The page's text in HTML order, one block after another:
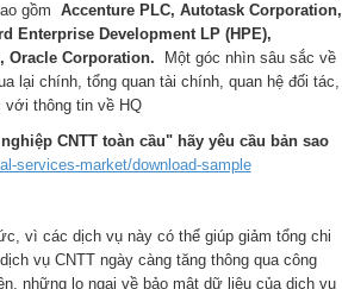
gồm Accenture PLC, Autotask Corporation,
Enterprise Development LP (HPE),
Oracle Corporation.
Một góc nhìn sâu sắc về
lại chính, tổng quan tài chính, quan hệ đối tác,
với thông tin về HQ
CNTT toàn cầu" hãy yêu cầu bản sao
services-market/download-sample
vì các dịch vụ này có thể giúp giảm tổng chi
vụ CNTT ngày càng tăng thông qua công
những lo ngại về bảo mật dữ liệu của dịch vụ